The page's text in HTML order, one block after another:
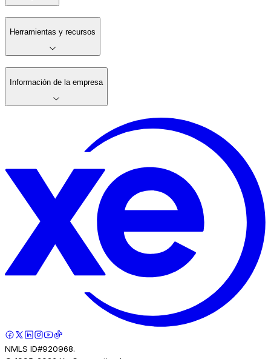
Herramientas y recursos
Información de la empresa
NMLS ID#920968.